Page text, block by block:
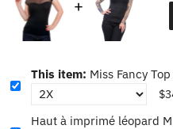
This item: Miss Fancy
Haut à imprimé léopard